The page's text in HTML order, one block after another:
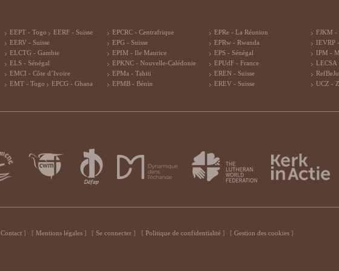
EEPT - Togo
EERF - Suisse
EERV - Suisse
ELCTG - Gambie
ELS - Sénégal
EMCI - Côte d’Ivoire
EMT - Togo
EPCG - Ghana
EPCRC - Centrafrique
EPG - Suisse
EPIM - Ile Maurice
EPKNC - Nouvelle-Calédonie
EPMa - Tahiti
EPMB - Bénin
EPRe - La Réunion
EPRw - Rwanda
EPS - Sénégal
EPUdF - France
EREN - Suisse
EREV - Suisse
FJKM -
IEVRP
IPM -
LECSA
UCZ -
Contact Mentions légales Se connecter Politique de confidentialité Gestion des cookies